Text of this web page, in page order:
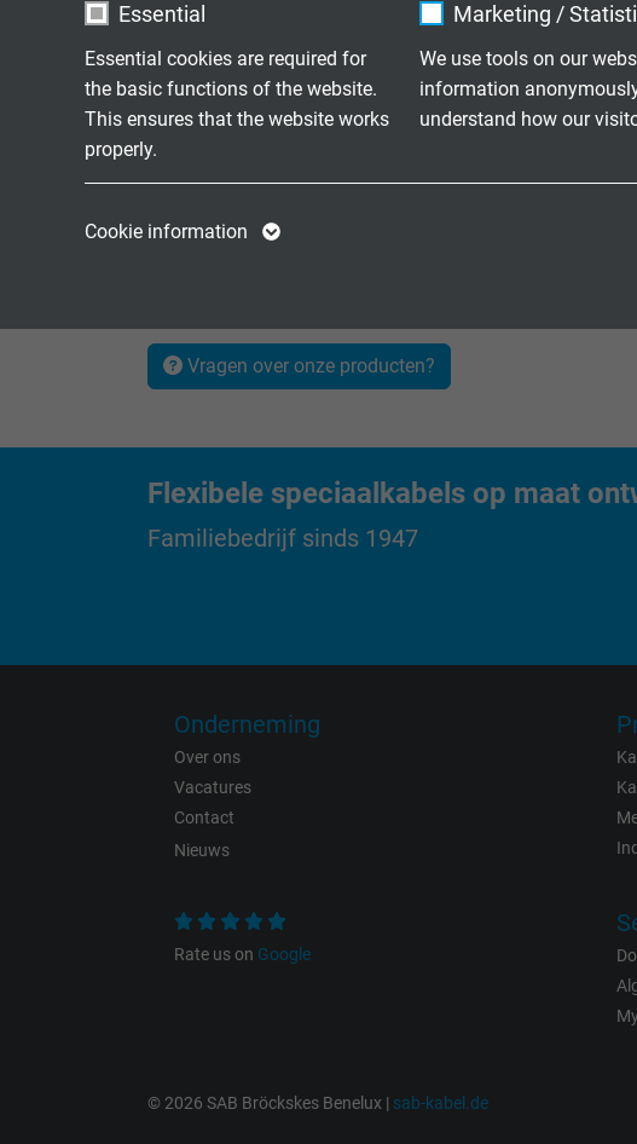
Essential
Essential cookies are required for
the basic functions of the website.
This ensures that the website works
properly.
Contains the
Marketing /
We use tools on our
information
understand how our
visitor
_gid,
Google
Cookie information
Vragen over onze producten?
Flexibele speciaalkabels op maat
Familiebedrijf sinds 1947
Onderneming
Over ons
Vacatures
Contact
Nieuws
Rate us on Google
© 2026 SAB Bröckskes Benelux | sab-kabel.de